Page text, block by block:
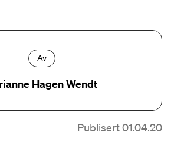
Av
Hagen Wendt
Publisert 01.04.20